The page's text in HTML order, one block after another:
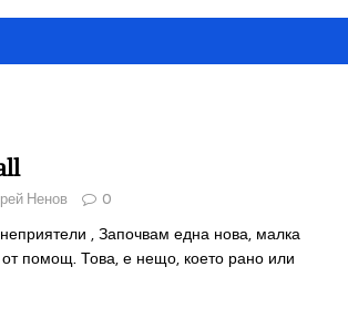
Ненов 0
, Започвам една нова, малка
помощ. Това, е нещо, което рано или